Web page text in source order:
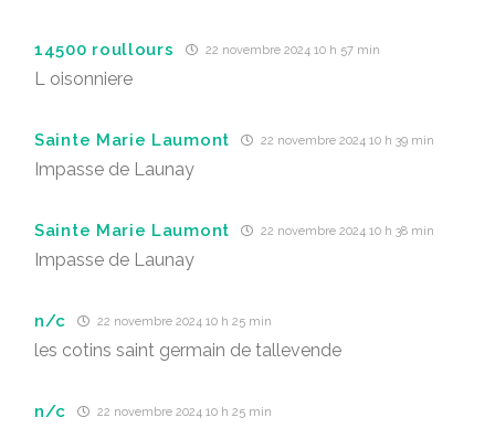
14500 roullours 22 novembre 2024 10 h 57 min
L oisonniere
Sainte Marie Laumont 22 novembre 2024 10 h 39 min
Impasse de Launay
Sainte Marie Laumont 22 novembre 2024 10 h 38 min
Impasse de Launay
n/c 22 novembre 2024 10 h 25 min
les cotins saint germain de tallevende
n/c 22 novembre 2024 10 h 25 min